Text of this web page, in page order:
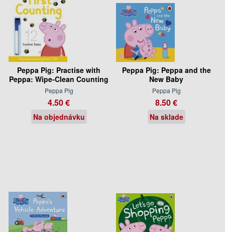
Peppa Pig: Practise with
Peppa: Wipe-Clean Counting
Peppa Pig
4.50 €
Na objednávku
Peppa Pig: Peppa and the
New Baby
Peppa Pig
8.50 €
Na sklade